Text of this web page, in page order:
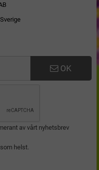
OK
av vårt nyhetsbrev
helst.